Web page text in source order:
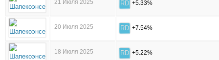
21 Июля 2025 RD +5.33%
20 Июля 2025 RD +7.54%
18 Июля 2025 RD +5.22%